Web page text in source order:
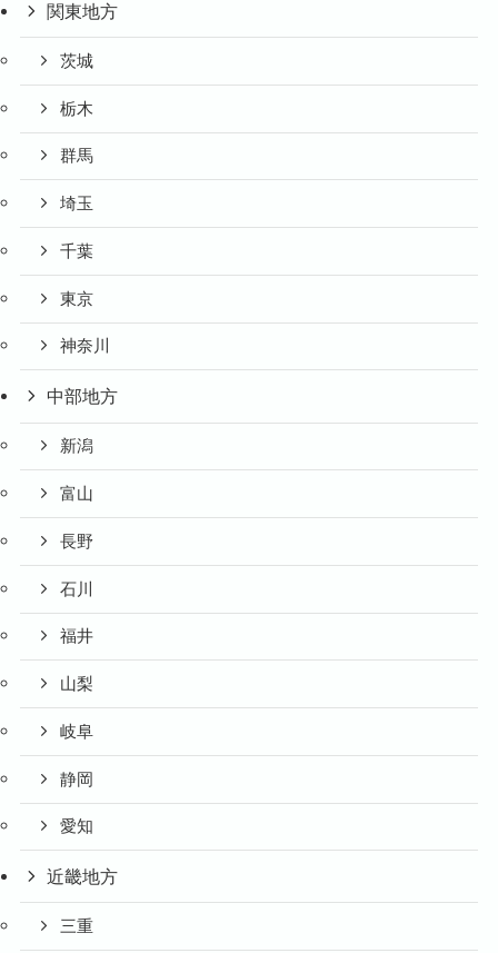
関東地方
茨城
栃木
群馬
埼玉
千葉
東京
神奈川
中部地方
新潟
富山
長野
石川
福井
山梨
岐阜
静岡
愛知
近畿地方
三重